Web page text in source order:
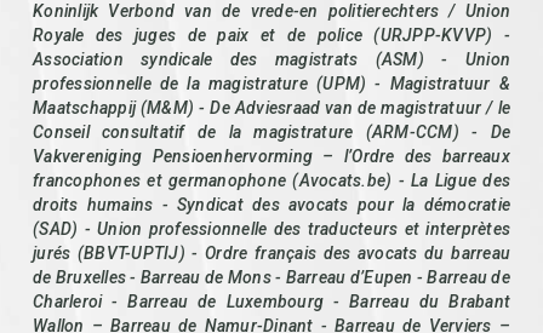
Koninlijk Verbond van de vrede-en politierechters / Union
Royale des juges de paix et de police (URJPP-KVVP) -
Association syndicale des magistrats (ASM) - Union
professionnelle de la magistrature (UPM) - Magistratuur &
Maatschappij (M&M) - De Adviesraad van de magistratuur / le
Conseil consultatif de la magistrature (ARM-CCM) - De
Vakvereniging Pensioenhervorming – l’Ordre des barreaux
francophones et germanophone (Avocats.be) - La Ligue des
droits humains - Syndicat des avocats pour la démocratie
(SAD) - Union professionnelle des traducteurs et interprètes
jurés (BBVT-UPTIJ) - Ordre français des avocats du barreau
de Bruxelles - Barreau de Mons - Barreau d’Eupen - Barreau de
Charleroi - Barreau de Luxembourg - Barreau du Brabant
Wallon – Barreau de Namur-Dinant - Barreau de Verviers –